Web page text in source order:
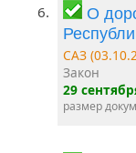
6.
О
САЗ
Закон
29
размер